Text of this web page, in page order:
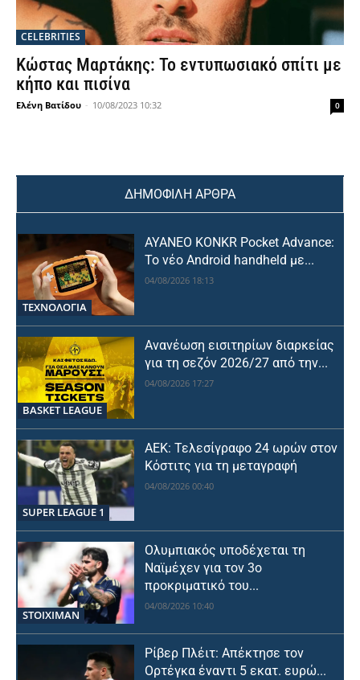
CELEBRITIES
Κώστας Μαρτάκης: Το εντυπωσιακό σπίτι με
κήπο και πισίνα
Ελένη Βατίδου - 10/08/2023 10:32 0
ΔΗΜΟΦΙΛΗ ΑΡΘΡΑ
ΤΕΧΝΟΛΟΓΙΑ
AYANEO KONKR Pocket Advance:
Το νέο Android handheld με...
04/08/2026 18:13
BASKET LEAGUE
Ανανέωση εισιτηρίων διαρκείας
για τη σεζόν 2026/27 από την...
04/08/2026 17:27
SUPER LEAGUE 1
ΑΕΚ: Τελεσίγραφο 24 ωρών στον
Κόστιτς για τη μεταγραφή
04/08/2026 00:40
STOIXIMAN
Ολυμπιακός υποδέχεται τη
Ναϊμέχεν για τον 3ο
προκριματικό του...
04/08/2026 10:40
Ρίβερ Πλέιτ: Απέκτησε τον
Ορτέγκα έναντι 5 εκατ. ευρώ...